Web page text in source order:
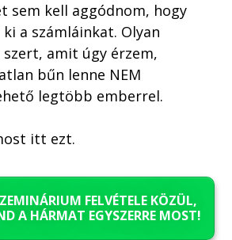
sem kell aggódnom, hogy
a számláinkat. Olyan
amit úgy érzem,
bűn lenne NEM
legtöbb emberrel.
itt ezt.
FELVÉTELE KÖZÜL,
A HÁRMAT EGYSZERRE MOST!